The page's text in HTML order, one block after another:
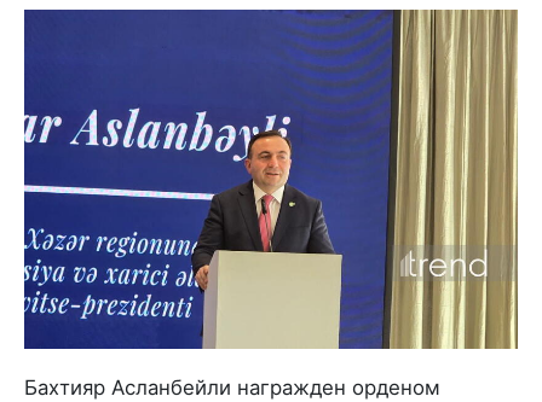
Бахтияр Асланбейли награжден орденом